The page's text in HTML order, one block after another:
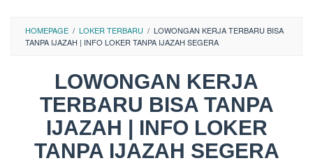
HOMEPAGE / LOKER TERBARU / LOWONGAN KERJA TERBARU BISA
TANPA IJAZAH | INFO LOKER TANPA IJAZAH SEGERA
LOWONGAN KERJA
TERBARU BISA TANPA
IJAZAH | INFO LOKER
TANPA IJAZAH SEGERA